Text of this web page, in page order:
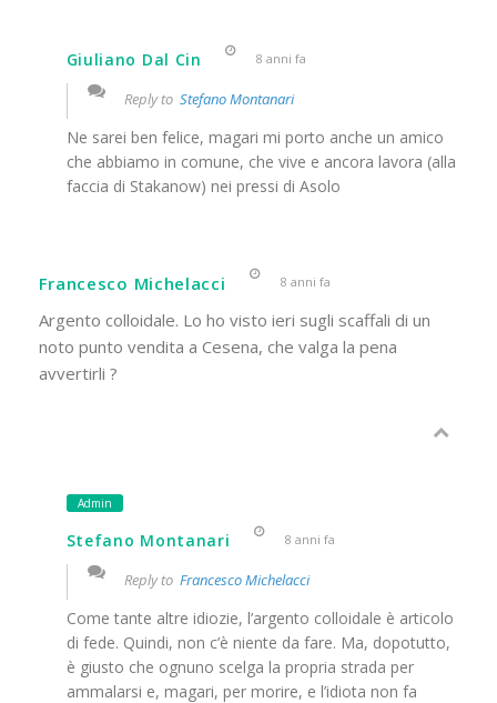
Giuliano Dal Cin 8 anni fa
Reply to Stefano Montanari
Ne sarei ben felice, magari mi porto anche un amico
che abbiamo in comune, che vive e ancora lavora (alla
faccia di Stakanow) nei pressi di Asolo
Francesco Michelacci 8 anni fa
Argento colloidale. Lo ho visto ieri sugli scaffali di un
noto punto vendita a Cesena, che valga la pena
avvertirli ?
Admin
Stefano Montanari 8 anni fa
Reply to Francesco Michelacci
Come tante altre idiozie, l’argento colloidale è articolo
di fede. Quindi, non c’è niente da fare. Ma, dopotutto,
è giusto che ognuno scelga la propria strada per
ammalarsi e, magari, per morire, e l’idiota non fa